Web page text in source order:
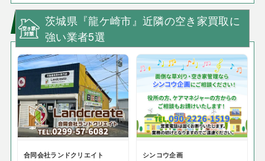
茨城県『龍ケ崎市』近隣の空き家買取に
強い業者5選
合同会社ランドクリエイト シンコウ企画